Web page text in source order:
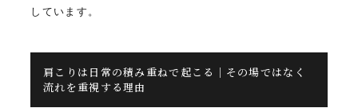
しています。
肩こりは日常の積み重ねで起こる｜その場ではなく
流れを重視する理由